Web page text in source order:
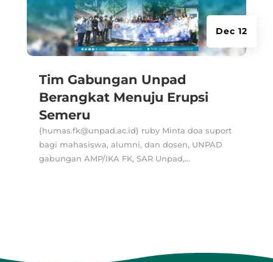
Tim Gabungan Unpad
Berangkat Menuju Erupsi
Semeru
Dec 12
{humas.fk@unpad.ac.id} ruby Minta doa suport
bagi mahasiswa, alumni, dan dosen, UNPAD
gabungan AMP/IKA FK, SAR Unpad,...